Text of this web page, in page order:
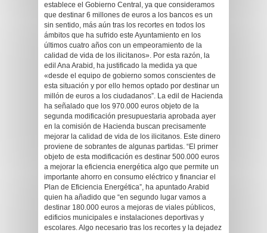
establece el Gobierno Central, ya que consideramos
que destinar 6 millones de euros a los bancos es un
sin sentido, más aún tras los recortes en todos los
ámbitos que ha sufrido este Ayuntamiento en los
últimos cuatro años con un empeoramiento de la
calidad de vida de los ilicitanos». Por esta razón, la
edil Ana Arabid, ha justificado la medida ya que
«desde el equipo de gobierno somos conscientes de
esta situación y por ello hemos optado por destinar un
millón de euros a los ciudadanos”. La edil de Hacienda
ha señalado que los 970.000 euros objeto de la
segunda modificación presupuestaria aprobada ayer
en la comisión de Hacienda buscan precisamente
mejorar la calidad de vida de los ilicitanos. Este dinero
proviene de sobrantes de algunas partidas. “El primer
objeto de esta modificación es destinar 500.000 euros
a mejorar la eficiencia energética algo que permite un
importante ahorro en consumo eléctrico y financiar el
Plan de Eficiencia Energética”, ha apuntado Arabid
quien ha añadido que “en segundo lugar vamos a
destinar 180.000 euros a mejoras de viales públicos,
edificios municipales e instalaciones deportivas y
escolares. Algo necesario tras los recortes y la dejadez